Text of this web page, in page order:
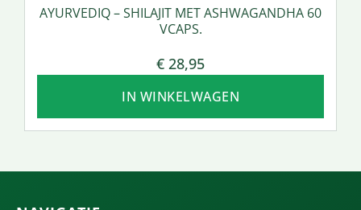
AYURVEDIQ – SHILAJIT MET ASHWAGANDHA 60
VCAPS.
€ 28,95
IN WINKELWAGEN